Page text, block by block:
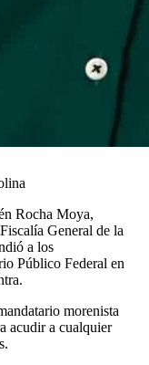
Rocha Moya,
General de la
a los
Público Federal en
morenista
acudir a cualquier